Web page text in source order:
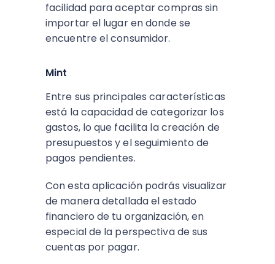
facilidad para aceptar compras sin
importar el lugar en donde se
encuentre el consumidor.
Mint
Entre sus principales características
está la capacidad de categorizar los
gastos, lo que facilita la creación de
presupuestos y el seguimiento de
pagos pendientes.
Con esta aplicación podrás visualizar
de manera detallada el estado
financiero de tu organización, en
especial de la perspectiva de sus
cuentas por pagar.